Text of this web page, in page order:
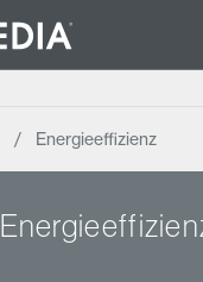
Energieeffizienz